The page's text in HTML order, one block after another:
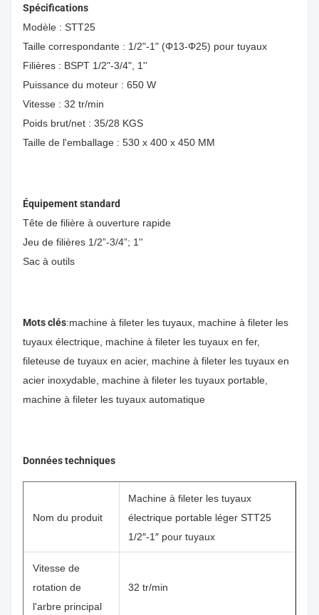
Spécifications
Modèle : STT25
Taille correspondante : 1/2"-1" (Φ13-Φ25) pour tuyaux
Filières : BSPT 1/2"-3/4", 1''
Puissance du moteur : 650 W
Vitesse : 32 tr/min
Poids brut/net : 35/28 KGS
Taille de l'emballage : 530 x 400 x 450 MM
Équipement standard
Tête de filière à ouverture rapide
Jeu de filières 1/2”-3/4”; 1''
Sac à outils
Mots clés:machine à fileter les tuyaux, machine à fileter les
tuyaux électrique, machine à fileter les tuyaux en fer,
fileteuse de tuyaux en acier, machine à fileter les tuyaux en
acier inoxydable, machine à fileter les tuyaux portable,
machine à fileter les tuyaux automatique
Données techniques
Nom du produit
Machine à fileter les tuyaux
électrique portable léger STT25
1/2″-1″ pour tuyaux
Vitesse de
rotation de
l'arbre principal
32 tr/min